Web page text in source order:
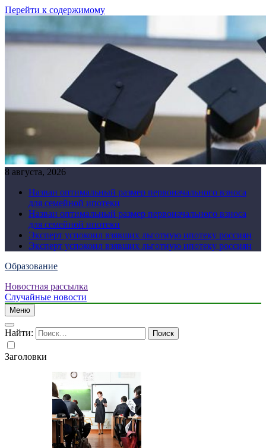
Перейти к содержимому
8 августа, 2026
Назван оптимальный размер первоначального взноса
для семейной ипотеки
Назван оптимальный размер первоначального взноса
для семейной ипотеки
Эксперт успокоил взявших льготную ипотеку россиян
Эксперт успокоил взявших льготную ипотеку россиян
Образование
Новостная рассылка
Случайные новости
Меню
Найти:
Заголовки